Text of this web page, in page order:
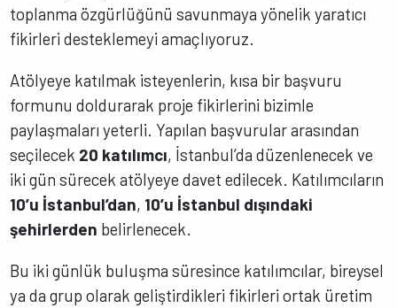
toplanma özgürlüğünü savunmaya yönelik yaratıcı
fikirleri desteklemeyi amaçlıyoruz.
Atölyeye katılmak isteyenlerin, kısa bir başvuru
formunu doldurarak proje fikirlerini bizimle
paylaşmaları yeterli. Yapılan başvurular arasından
seçilecek 20 katılımcı, İstanbul’da düzenlenecek ve
iki gün sürecek atölyeye davet edilecek. Katılımcıların
10’u İstanbul’dan, 10’u İstanbul dışındaki
şehirlerden belirlenecek.
Bu iki günlük buluşma süresince katılımcılar, bireysel
ya da grup olarak geliştirdikleri fikirleri ortak üretim